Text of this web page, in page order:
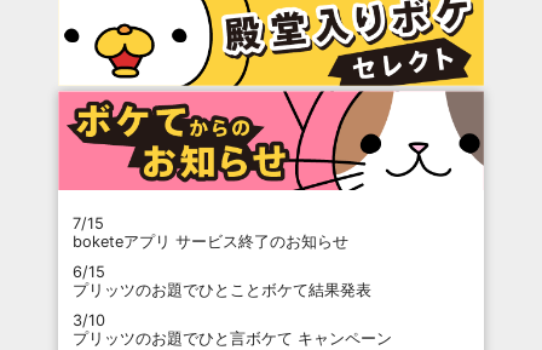
7/15
boketeアプリ サービス終了のお知らせ
6/15
プリッツのお題でひとことボケて結果発表
3/10
プリッツのお題でひと言ボケて キャンペーン